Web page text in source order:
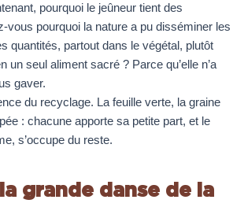
pourquoi le jeûneur tient des
vous pourquoi la nature a pu disséminer les
quantités, partout dans le végétal, plutôt
un seul aliment sacré ? Parce qu’elle n’a
gaver.
du recyclage. La feuille verte, la graine
: chacune apporte sa petite part, et le
s’occupe du reste.
grande danse de la